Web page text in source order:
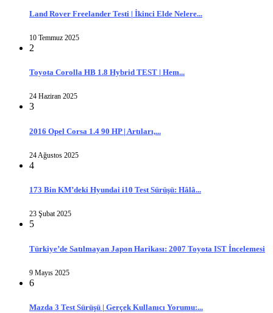
Land Rover Freelander Testi | İkinci Elde Nelere...
10 Temmuz 2025
2
Toyota Corolla HB 1.8 Hybrid TEST | Hem...
24 Haziran 2025
3
2016 Opel Corsa 1.4 90 HP | Artıları,...
24 Ağustos 2025
4
173 Bin KM’deki Hyundai i10 Test Sürüşü: Hâlâ...
23 Şubat 2025
5
Türkiye’de Satılmayan Japon Harikası: 2007 Toyota IST İncelemesi
9 Mayıs 2025
6
Mazda 3 Test Sürüşü | Gerçek Kullanıcı Yorumu:...